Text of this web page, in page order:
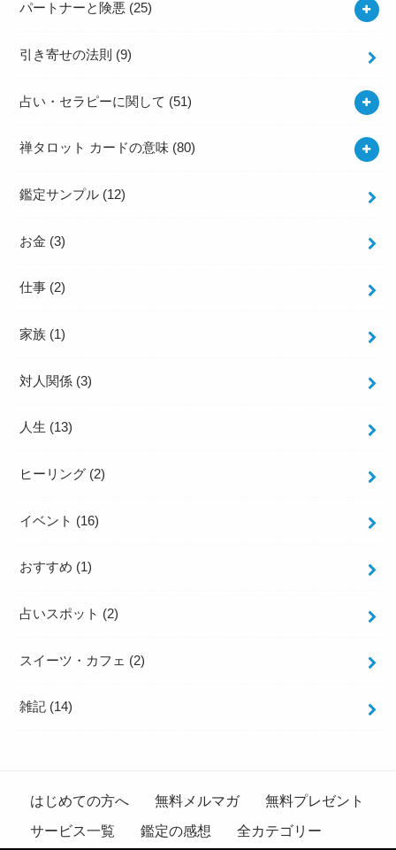
パートナーと険悪 (25)
引き寄せの法則 (9)
占い・セラピーに関して (51)
禅タロット カードの意味 (80)
鑑定サンプル (12)
お金 (3)
仕事 (2)
家族 (1)
対人関係 (3)
人生 (13)
ヒーリング (2)
イベント (16)
おすすめ (1)
占いスポット (2)
スイーツ・カフェ (2)
雑記 (14)
はじめての方へ 無料メルマガ
無料プレゼント
サービス一覧
鑑定の感想 全カテゴリー